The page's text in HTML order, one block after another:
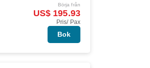
Börja från
US$ 195.93
Pris/ Pax
Bok